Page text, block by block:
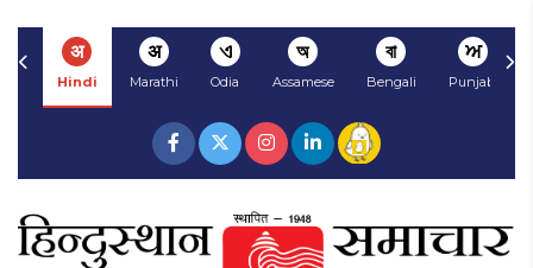
अ
Hindi
अ
Marathi
ଏ
Odia
অ
Assamese
বা
Bengali
ਅ
Punjabi